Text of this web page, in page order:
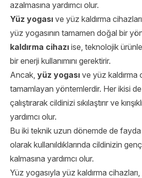
azalmasına yardımcı olur.
Yüz yogası ve yüz kaldırma
yüz yogasının tamamen doğal bir
kaldırma cihazı ise, teknolojik
bir enerji kullanımını gerektirir.
Ancak, yüz yogası ve yüz kaldırma
tamamlayan yöntemlerdir. Her ikisi de
çalıştırarak cildinizi sıkılaştırır ve
yardımcı olur.
Bu iki teknik uzun dönemde de
olarak kullanıldıklarında cildinizin
kalmasına yardımcı olur.
Yüz yogasıyla yüz kaldırma